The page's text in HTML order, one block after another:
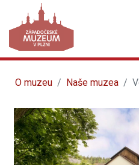
O muzeu Naše muzea